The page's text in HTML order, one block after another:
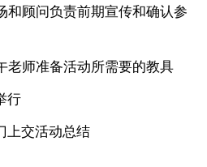
顾问负责前期宣传和确认参
师准备活动所需要的教具
行
交活动总结